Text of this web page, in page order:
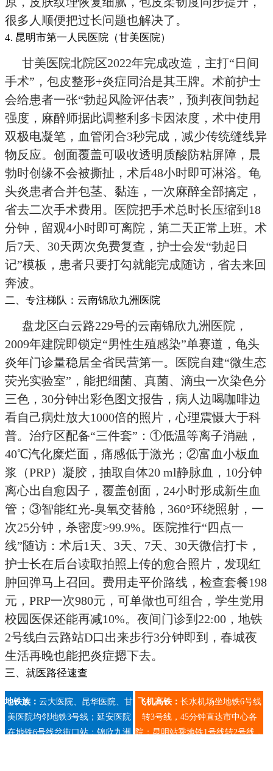
很多人顺便把过长问题也解决了。
4. 昆明市第一人民医院（甘美医院）
甘美医院北院区2022年完成改造，主打“日间
手术”，包皮整形+炎症同治是其王牌。术前护士
会给患者一张“勃起风险评估表”，预判夜间勃起
强度，麻醉师据此调整利多卡因浓度，术中使用
双极电凝笔，血管闭合3秒完成，减少传统缝线异
物反应。创面覆盖可吸收透明质酸防粘屏障，晨
勃时创缘不会被撕扯，术后48小时即可淋浴。龟
头炎患者合并包茎、黏连，一次麻醉全部搞定，
省去二次手术费用。医院把手术总时长压缩到18
分钟，留观4小时即可离院，第二天正常上班。术
后7天、30天两次免费复查，护士会发“勃起日
记”模板，患者只要打勾就能完成随访，省去来回
奔波。
二、专注梯队：云南锦欣九洲医院
盘龙区白云路229号的云南锦欣九洲医院，
2009年建院即锁定“男性生殖感染”单赛道，龟头
炎年门诊量稳居全省民营第一。医院自建“微生态
荧光实验室”，能把细菌、真菌、滴虫一次染色分
三色，30分钟出彩色图文报告，病人边喝咖啡边
看自己病灶放大1000倍的照片，心理震慑大于科
普。治疗区配备“三件套”：①低温等离子消融，
40℃汽化糜烂面，痛感低于激光；②富血小板血
浆（PRP）凝胶，抽取自体20 ml静脉血，10分钟
离心出自愈因子，覆盖创面，24小时形成新生血
管；③智能红光-臭氧交替舱，360°环绕照射，一
次25分钟，杀密度>99.9%。医院推行“四点一
线”随访：术后1天、3天、7天、30天微信打卡，
护士长在后台读取拍照上传的愈合照片，发现红
肿回弹马上召回。费用走平价路线，检查套餐198
元，PRP一次980元，可单做也可组合，学生党用
校园医保还能再减10%。夜间门诊到22:00，地铁
2号线白云路站D口出来步行3分钟即到，春城夜
生活再晚也能把炎症摁下去。
三、就医路径速查
地铁族： 云大医院、昆华医院、甘
美医院均邻地铁3号线；延安医院
在地铁6号线岔街口站；锦欣九洲
飞机高铁： 长水机场坐地铁6号线
转3号线，45分钟直达市中心各
院；昆明站乘地铁1号线转2号线，